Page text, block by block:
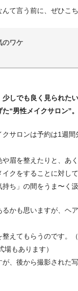
て言う前に、ぜひこ
のワケ
少しでも良く見られたい
“男性メイクサロン”。
サロンは予約は1週
眉を整えたりと、あ
クをすることに対し
ち」の間をうま〜く
かも思いますが、ヘ
えてもらうのです。
場もあります）
、後から撮影された